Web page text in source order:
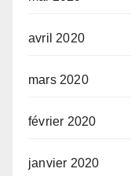
avril 2020
mars 2020
février 2020
janvier 2020